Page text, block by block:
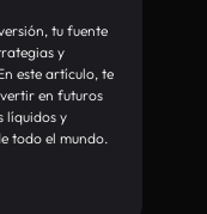
tu fuente
y
este artículo, te
en futuros
líquidos y
todo el mundo.